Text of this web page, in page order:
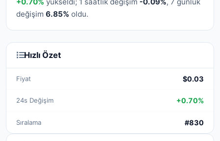
değişim 6.85% oldu.
Hızlı Özet
Fiyat $0.03
24s Değişim +0.70%
Sıralama #830